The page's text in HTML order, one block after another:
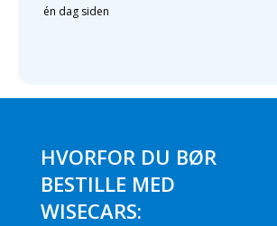
én dag siden
HVORFOR DU BØR
BESTILLE MED
WISECARS: